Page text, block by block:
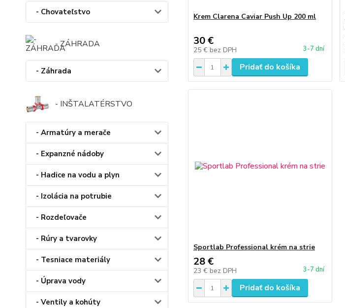
- Chovateľstvo
- ZÁHRADA
- Záhrada
- INŠTALATÉRSTVO
- Armatúry a merače
- Expanzné nádoby
- Hadice na vodu a plyn
- Izolácia na potrubie
- Rozdeľovače
- Rúry a tvarovky
- Tesniace materiály
- Úprava vody
- Ventily a kohúty
Krem Clarena Caviar Push Up 200 ml
30 €
25 € bez DPH 3-7 dní
Pridať do košíka
Sportlab Professional krém na strie
28 €
23 € bez DPH 3-7 dní
Pridať do košíka